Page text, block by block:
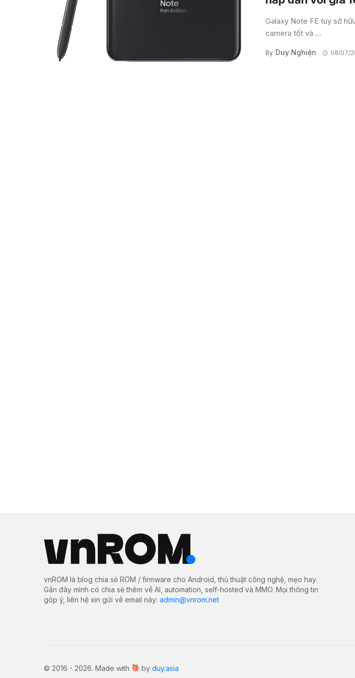
Galaxy Note FE tuy sở
camera tốt và ...
By Duy Nghiện 08/07/
vnROM là blog chia sẻ ROM / firmware cho Android, thủ thuật công nghệ, mẹo hay.
Gần đây mình có chia sẻ thêm về AI, automation, self-hosted và MMO. Mọi thông tin
góp ý, liên hệ xin gửi về email này: admin@vnrom.net
© 2016 - 2026. Made with by duy.asia